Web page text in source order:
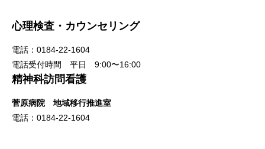
心理検査・カウンセリング
電話：0184-22-1604
電話受付時間 平日 9:00〜16:00
精神科訪問看護
菅原病院 地域移行推進室
電話：0184-22-1604